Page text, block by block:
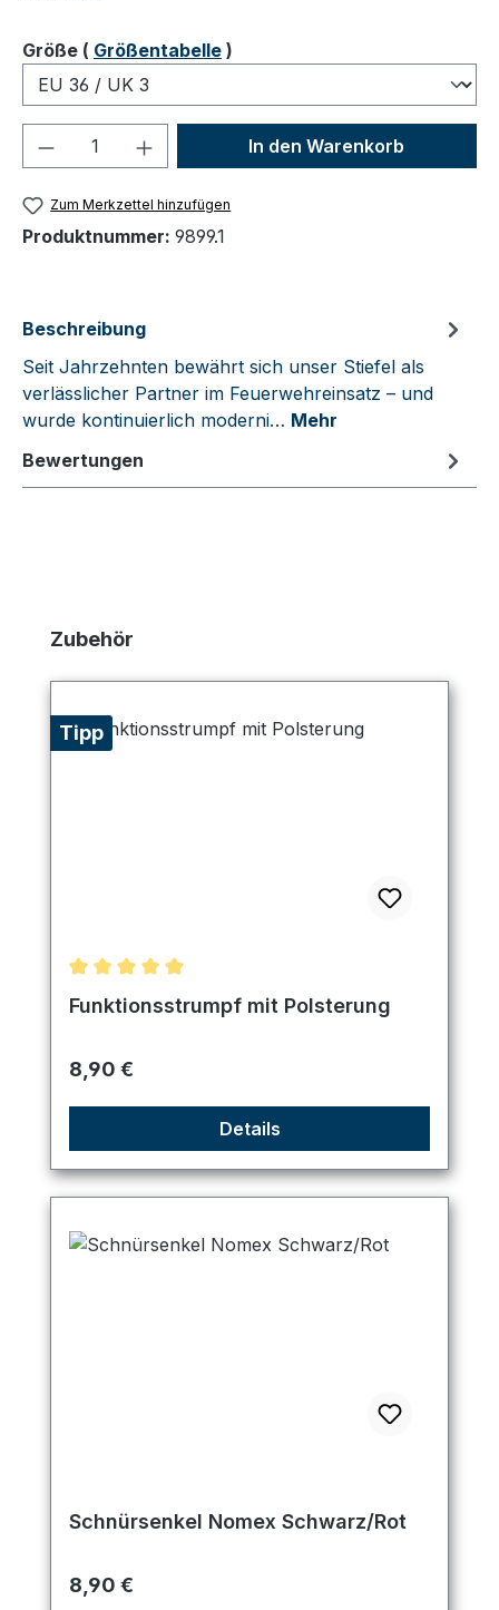
Größeauswählen
( Größentabelle )
Produkt Anzahl: Gib denIn den Warenkorb
Zum Merkzettel hinzufügen
Produktnummer: 9899.1
Beschreibung
Seit Jahrzehnten bewährt sich unser Stiefel als
verlässlicher Partner im Feuerwehreinsatz – und
wurde kontinuierlich moderni… Mehr
Bewertungen
Produktgalerie überspringen
Zubehör
Tipp
Durchschnittliche Bewertung von 5 von 5 Sternen
Funktionsstrumpf mit Polsterung
Regulärer Preis:
8,90 €
Details
Schnürsenkel Nomex Schwarz/Rot
Regulärer Preis:
8,90 €